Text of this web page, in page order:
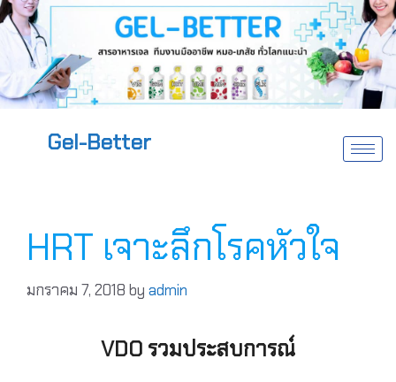
Gel-Better
HRT เจาะลึกโรคหัวใจ
มกราคม 7, 2018 by admin
VDO รวมประสบการณ์